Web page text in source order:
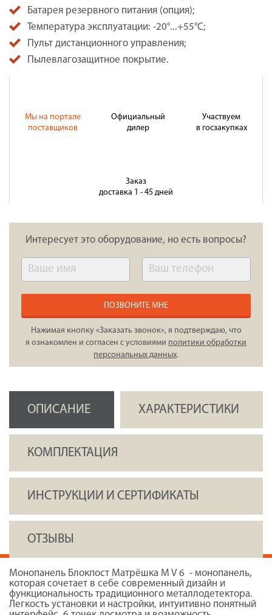
Батарея резервного питания (опция);
Температура эксплуатации: -20°...+55°С;
Пульт дистанционного управления;
Пылевлагозащитное покрытие.
Мы на портале
поставщиков
Официальный
дилер
Участвуем
в госзакупках
Заказ
доставка 1 - 45 дней
Интересует это оборудование, но есть вопросы?
ПОЗВОНИТЕ МНЕ
Нажимая кнопку «Заказать звонок», я подтверждаю, что
я ознакомлен и согласен с условиями политики обработки
персональных данных.
ОПИСАНИЕ ХАРАКТЕРИСТИКИ
КОМПЛЕКТАЦИЯ
ИНСТРУКЦИИ И СЕРТИФИКАТЫ
ОТЗЫВЫ
Монопанель Блокпост Матрёшка M V 6 - монопанель,
которая сочетает в себе современный дизайн и
функциональность традиционного металлодетектора.
Легкость установки и настройки, интуитивно понятный